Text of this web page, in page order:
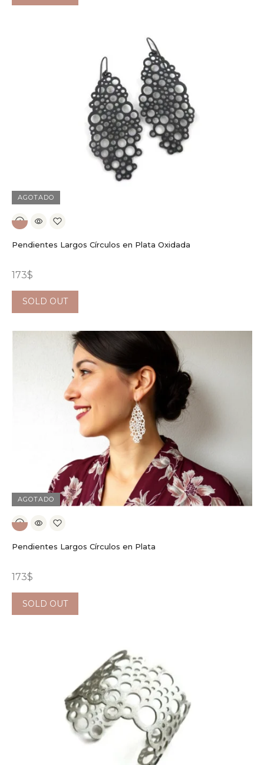
AGOTADO
Pendientes Largos Círculos en Plata Oxidada
173$
SOLD OUT
AGOTADO
Pendientes Largos Círculos en Plata
173$
SOLD OUT